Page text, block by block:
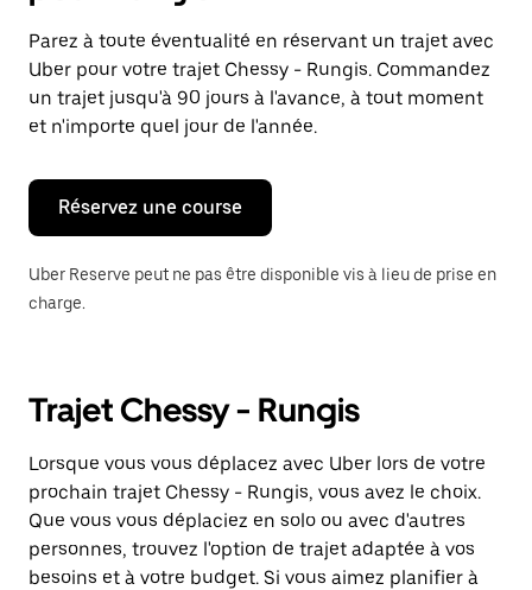
et
sélectionner
une
date.
Appuyez
sur
la
Échap
pour
fermer
calendrier.
Parez à toute éventualité en réservant un trajet avec
Uber pour votre trajet Chessy - Rungis. Commandez
un trajet jusqu'à 90 jours à l'avance, à tout moment
et n'importe quel jour de l'année.
Réservez une course
Uber Reserve peut ne pas être disponible vis à lieu de prise en
charge.
Trajet Chessy - Rungis
Lorsque vous vous déplacez avec Uber lors de votre
prochain trajet Chessy - Rungis, vous avez le choix.
Que vous vous déplaciez en solo ou avec d'autres
personnes, trouvez l'option de trajet adaptée à vos
besoins et à votre budget. Si vous aimez planifier à